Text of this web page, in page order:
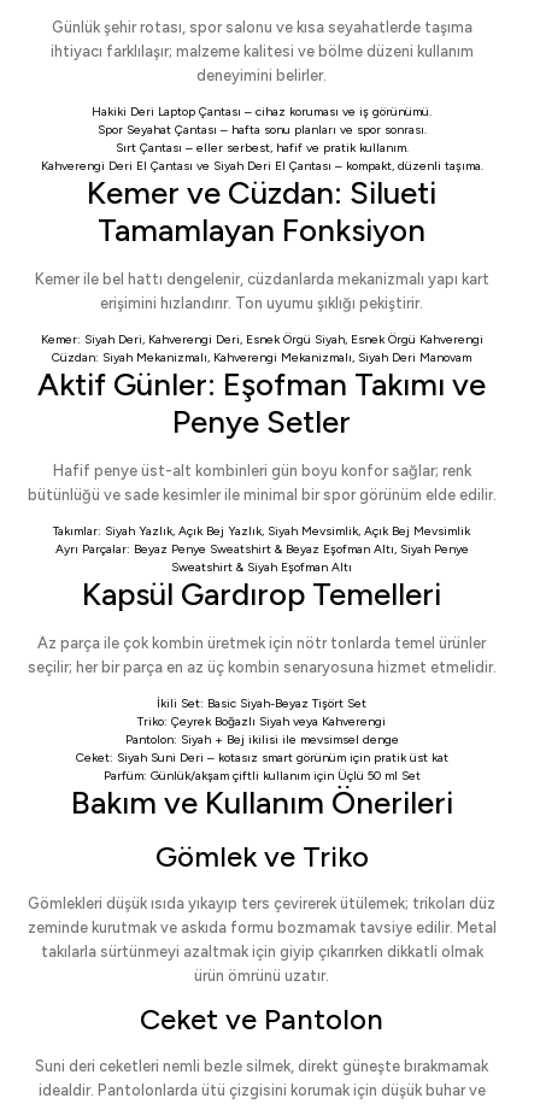
Günlük şehir rotası, spor salonu ve kısa seyahatlerde taşıma
ihtiyacı farklılaşır; malzeme kalitesi ve bölme düzeni kullanım
deneyimini belirler.
Hakiki Deri Laptop Çantası – cihaz koruması ve iş görünümü.
Spor Seyahat Çantası – hafta sonu planları ve spor sonrası.
Sırt Çantası – eller serbest, hafif ve pratik kullanım.
Kahverengi Deri El Çantası ve Siyah Deri El Çantası – kompakt, düzenli taşıma.
Kemer ve Cüzdan: Silueti
Tamamlayan Fonksiyon
Kemer ile bel hattı dengelenir, cüzdanlarda mekanizmalı yapı kart
erişimini hızlandırır. Ton uyumu şıklığı pekiştirir.
Kemer: Siyah Deri, Kahverengi Deri, Esnek Örgü Siyah, Esnek Örgü Kahverengi
Cüzdan: Siyah Mekanizmalı, Kahverengi Mekanizmalı, Siyah Deri Manovam
Aktif Günler: Eşofman Takımı ve
Penye Setler
Hafif penye üst-alt kombinleri gün boyu konfor sağlar; renk
bütünlüğü ve sade kesimler ile minimal bir spor görünüm elde edilir.
Takımlar: Siyah Yazlık, Açık Bej Yazlık, Siyah Mevsimlik, Açık Bej Mevsimlik
Ayrı Parçalar: Beyaz Penye Sweatshirt& Beyaz Eşofman Altı, Siyah Penye
Sweatshirt & Siyah Eşofman Altı
Kapsül Gardırop Temelleri
Az parça ile çok kombin üretmek için nötr tonlarda temel ürünler
seçilir; her bir parça en az üç kombin senaryosuna hizmet etmelidir.
İkili Set: Basic Siyah-Beyaz Tişört Set
Triko: Çeyrek Boğazlı Siyah veya Kahverengi
Pantolon: Siyah+ Bej ikilisi ile mevsimsel denge
Ceket: Siyah Suni Deri – kotasız smart görünüm için pratik üst kat
Parfüm: Günlük/akşam çiftli kullanım için Üçlü 50 ml Set
Bakım ve Kullanım Önerileri
Gömlek ve Triko
Gömlekleri düşük ısıda yıkayıp ters çevirerek ütülemek; trikoları düz
zeminde kurutmak ve askıda formu bozmamak tavsiye edilir. Metal
takılarla sürtünmeyi azaltmak için giyip çıkarırken dikkatli olmak
ürün ömrünü uzatır.
Ceket ve Pantolon
Suni deri ceketleri nemli bezle silmek, direkt güneşte bırakmamak
idealdir. Pantolonlarda ütü çizgisini korumak için düşük buhar ve